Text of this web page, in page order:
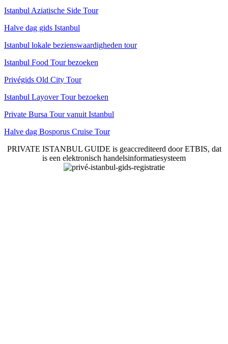
Istanbul Aziatische Side Tour
Halve dag gids Istanbul
Istanbul lokale bezienswaardigheden tour
Istanbul Food Tour bezoeken
Privégids Old City Tour
Istanbul Layover Tour bezoeken
Private Bursa Tour vanuit Istanbul
Halve dag Bosporus Cruise Tour
PRIVATE ISTANBUL GUIDE is geaccrediteerd door ETBIS, dat
is een elektronisch handelsinformatiesysteem